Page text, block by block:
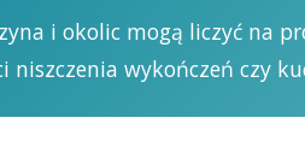
i okolic mogą liczyć na
niszczenia wykończeń czy